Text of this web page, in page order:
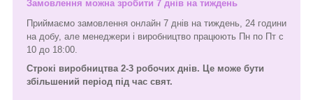
Замовлення можна зробити 7 днів на тиждень
Приймаємо замовлення онлайн 7 днів на тиждень, 24 години
на добу, але менеджери і виробництво працюють Пн по Пт с
10 до 18:00.
Строкі виробництва 2-3 робочих днів. Це може бути
збільшений період під час свят.